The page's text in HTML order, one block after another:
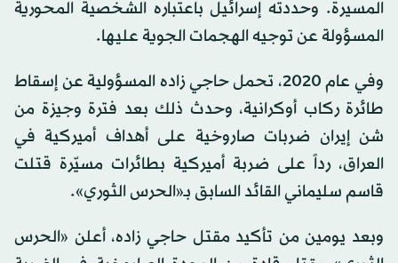
المسيرة. وحددته إسرائيل باعتباره الشخصية المحورية
المسؤولة عن توجيه الهجمات الجوية عليها.
وفي عام 2020، تحمل حاجي زاده المسؤولية عن إسقاط
طائرة ركاب أوكرانية، وحدث ذلك بعد فترة وجيزة من
شن إيران ضربات صاروخية على أهداف أميركية في
العراق، رداً على ضربة أميركية بطائرات مسيّرة قتلت
قاسم سليماني القائد السابق بـ«الحرس الثوري».
وبعد يومين من تأكيد مقتل حاجي زاده، أعلن «الحرس